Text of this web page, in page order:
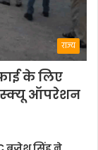
राज्य
के लिए
ऑपरेशन